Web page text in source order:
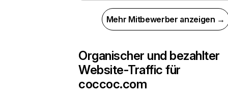
Mehr Mitbewerber anzeigen →
Organischer und bezahlter
Website-Traffic für
coccoc.com